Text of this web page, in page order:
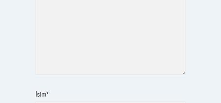
İsim*